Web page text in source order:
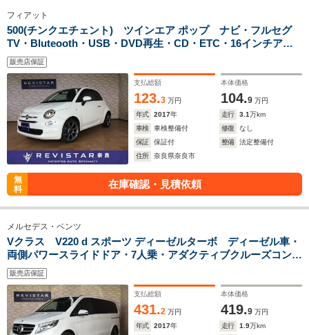
フィアット
500(チンクエチェント) ツインエア ポップ ナビ・フルセグ
TV・Bluteooth・USB・DVD再生・CD・ETC・16インチアル
ミホイル・デイライト・ドアバイザー・アイドリングストッ
プ・ステアリングスイッチ
販売店保証
支払総額
123.3 万円
本体価格
104.9 万円
年式
2017年 走行 3.1万km
車検
車検整備付 修復
なし
保証
保証付 整備
法定整備付
住所
奈良県奈良市
無
料
在庫確認・見積依頼
メルセデス・ベンツ
Vクラス V220 d スポーツ ディーゼルターボ ディーゼル車・
両側パワースライドドア・7人乗・アダクティブクルーズコント
ロール・ブライドスポット・ナビTV・バックカメラ・コーナー
センサー・アクティブハイビーム・360度カメラ・バックカメ
ラ・コーナーセン
販売店保証
支払総額
431.2 万円
本体価格
419.9 万円
年式
2017年 走行 1.9万km